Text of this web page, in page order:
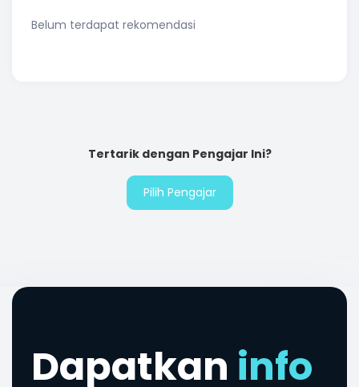
Belum terdapat rekomendasi
Tertarik dengan Pengajar Ini?
Pilih Pengajar
Dapatkan info